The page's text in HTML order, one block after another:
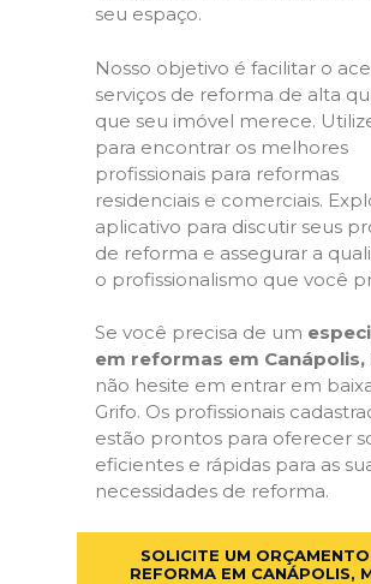
seu espaço.
Nosso objetivo é facilitar o
serviços de reforma de alta
que seu imóvel merece.
para encontrar os melhores
profissionais para reformas
residenciais e comerciais.
aplicativo para discutir seus
de reforma e assegurar a
o profissionalismo que você
Se você precisa de um
em reformas em Canápolis,
não hesite em entrar em
Grifo. Os profissionais
estão prontos para oferecer
eficientes e rápidas para as
necessidades de reforma.
SOLICITE UM
REFORMA EM CANÁPOLIS,